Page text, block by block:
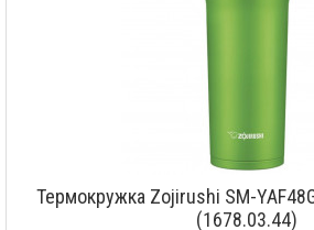
Термокружка Zojirushi SM-
(1678.03.44)